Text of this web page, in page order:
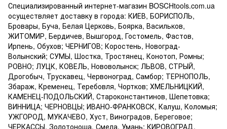
Специализированный интернет-магазин BOSCHtools.com.ua
осуществляет доставку в города: КИЕВ, БОРИСПОЛЬ,
Бровары, Буча, Белая Церковь, Боярка, Васильков,
ЖИТОМИР, Бердичев, Вышгород, Гостомель, Фастов,
Ирпень, Обухов; ЧЕРНИГОВ; Коростень, Новоград-
Волынский; СУМЫ, Шостка, Тростянец, Конотоп, Ромны;
РОВНО; ЛУЦК, КОВЕЛЬ, Нововолынск; ЛЬВОВ, СТРЫЙ,
Дрогобыч, Трускавец, Червоноград, Самбор; ТЕРНОПОЛЬ,
Збараж, Кременец, Теребовля, Чортков; ХМЕЛЬНИЦКИЙ,
КАМЕНЕЦ-ПОДОЛЬСКИЙ, Староконстантинов, Шепетовка;
ВИННИЦА; ЧЕРНОВЦЫ; ИВАНО-ФРАНКОВСК, Калуш, Коломыя;
УЖГОРОД, МУКАЧЕВО, Хуст, Виноградов, Береговое;
ЧЕРКАССЫ, Золотоноша, Смела, Умань; КИРОВОГРАД,